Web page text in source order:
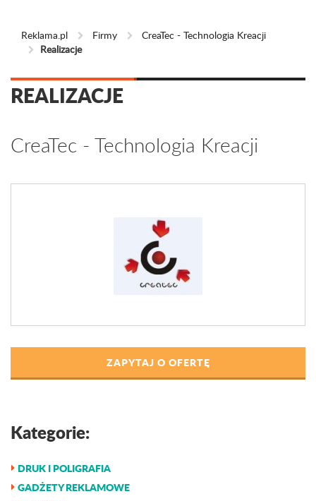
Reklama.pl Firmy
CreaTec - Technologia Kreacji
Realizacje
REALIZACJE
CreaTec - Technologia Kreacji
ZAPYTAJ O OFERTĘ
Kategorie:
DRUK I POLIGRAFIA
GADŻETY REKLAMOWE